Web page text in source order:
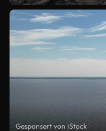
Gesponsert von iStock